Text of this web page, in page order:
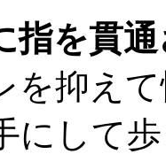
を貫通
て慎
にして